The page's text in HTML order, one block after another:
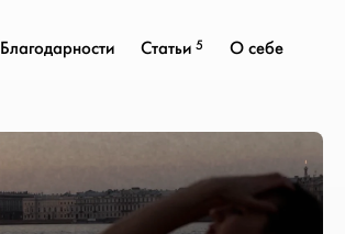
Благодарности Статьи 5 О себе